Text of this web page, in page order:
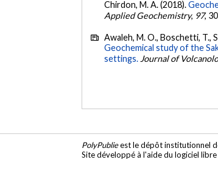
Chirdon, M. A. (2018).
Applied Geochemistry, 97,
Awaleh, M. O., Boschetti, T.,
Geochemical study of the
settings. Journal of
PolyPublieest le dépôt institutionnel
Site développé à l'aide du logiciel